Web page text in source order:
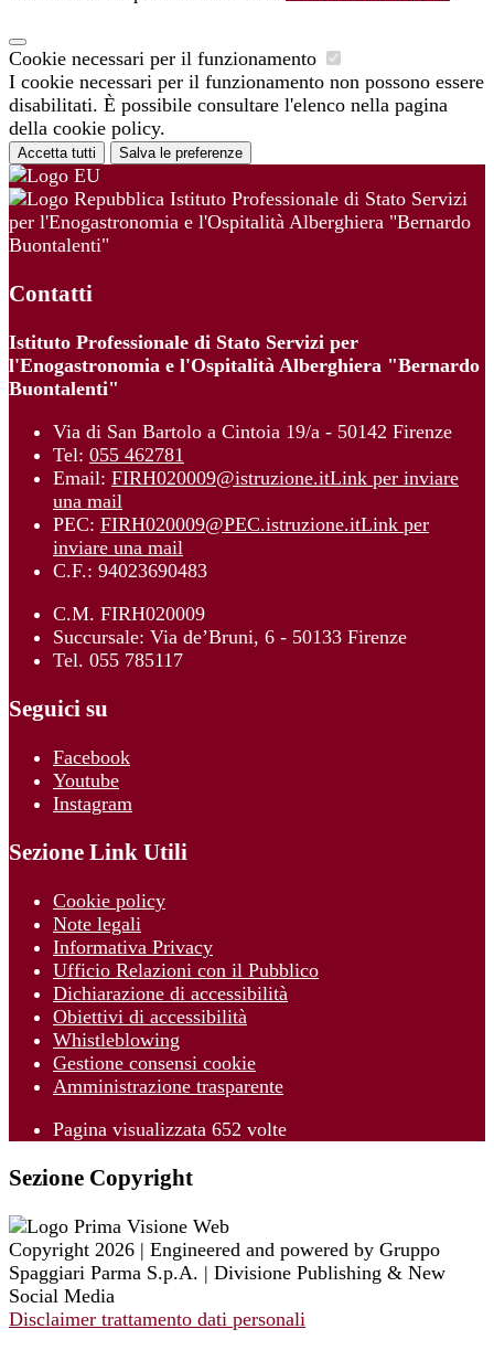
Cookie necessari per il funzionamento
I cookie necessari per il funzionamento non possono essere
disabilitati. È possibile consultare l'elenco nella pagina
della cookie policy.
Accetta tutti Salva le preferenze
Istituto Professionale di Stato Servizi
per l'Enogastronomia e l'Ospitalità Alberghiera "Bernardo
Buontalenti"
Contatti
Istituto Professionale di Stato Servizi per
l'Enogastronomia e l'Ospitalità Alberghiera "Bernardo
Buontalenti"
Via di San Bartolo a Cintoia 19/a - 50142 Firenze
Tel: 055 462781
Email: FIRH020009@istruzione.itLink per inviare
una mail
PEC: FIRH020009@PEC.istruzione.itLink per
inviare una mail
C.F.: 94023690483
C.M. FIRH020009
Succursale: Via de’Bruni, 6 - 50133 Firenze
Tel. 055 785117
Seguici su
Facebook
Youtube
Instagram
Sezione Link Utili
Cookie policy
Note legali
Informativa Privacy
Ufficio Relazioni con il Pubblico
Dichiarazione di accessibilità
Obiettivi di accessibilità
Whistleblowing
Gestione consensi cookie
Amministrazione trasparente
Pagina visualizzata 652 volte
Sezione Copyright
Copyright 2026 | Engineered and powered by Gruppo
Spaggiari Parma S.p.A. | Divisione Publishing & New
Social Media
Disclaimer trattamento dati personali